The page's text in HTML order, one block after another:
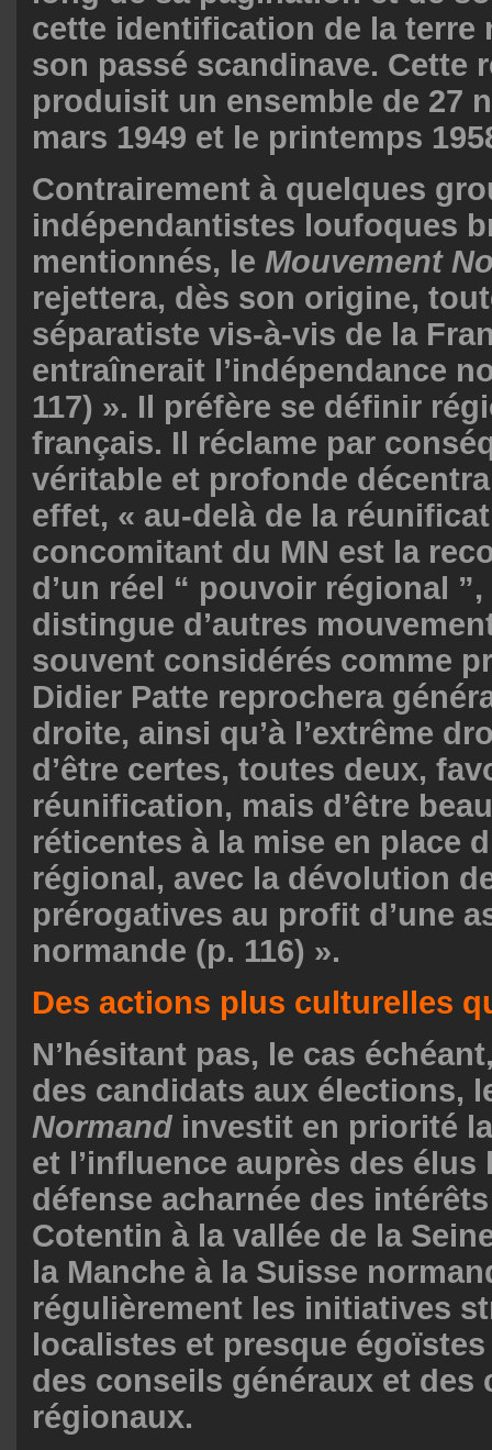
cette identification de la terre
son passé scandinave. Cette
produisit un ensemble de 27
mars 1949 et le printemps
Contrairement à quelques
indépendantistes loufoques
mentionnés, le Mouvement
rejettera, dès son origine,
séparatiste vis-à-vis de la
entraînerait l’indépendance
117) ». Il préfère se définir
français. Il réclame par
véritable et profonde
effet, « au-delà de la
concomitant du MN est la
d’un réel “ pouvoir régional
distingue d’autres
souvent considérés comme
Didier Patte reprochera
droite, ainsi qu’à l’extrême
d’être certes, toutes deux,
réunification, mais d’être
réticentes à la mise en place
régional, avec la dévolution
prérogatives au profit d’une
normande (p. 116) ».
Des actions plus culturelles
N’hésitant pas, le cas
des candidats aux élections,
Normand investit en priorité
et l’influence auprès des élus
défense acharnée des
Cotentin à la vallée de la
la Manche à la Suisse
régulièrement les initiatives
localistes et presque
des conseils généraux et des
régionaux.